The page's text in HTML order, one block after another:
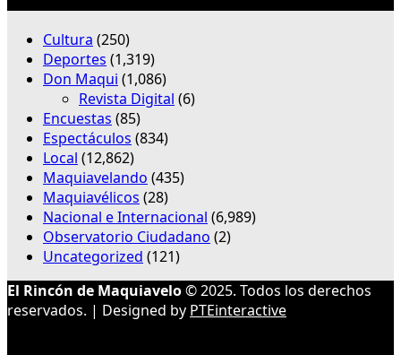
Cultura (250)
Deportes (1,319)
Don Maqui (1,086)
Revista Digital (6)
Encuestas (85)
Espectáculos (834)
Local (12,862)
Maquiavelando (435)
Maquiavélicos (28)
Nacional e Internacional (6,989)
Observatorio Ciudadano (2)
Uncategorized (121)
El Rincón de Maquiavelo© 2025. Todos los derechos
reservados. | Designed by PTEinteractive